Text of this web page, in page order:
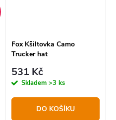
Fox Kšiltovka Camo
Trucker hat
531 Kč
Skladem >3 ks
DO KOŠÍKU